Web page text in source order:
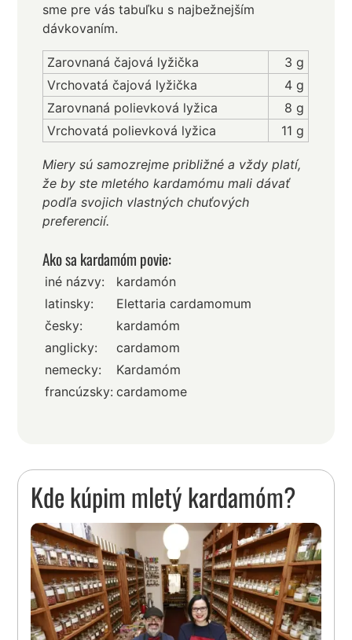
sme pre vás tabuľku s najbežnejším
dávkovaním.
Zarovnaná čajová lyžička
3 g
Vrchovatá čajová lyžička
4 g
Zarovnaná polievková lyžica
8 g
Vrchovatá polievková lyžica
11 g
Miery sú samozrejme približné a vždy platí,
že by ste mletého kardamómu mali dávať
podľa svojich vlastných chuťových
preferencií.
Ako sa kardamóm povie:
iné názvy:
kardamón
latinsky:
Elettaria cardamomum
česky:
kardamóm
anglicky:
cardamom
nemecky:
Kardamóm
francúzsky: cardamome
Kde kúpim mletý kardamóm?